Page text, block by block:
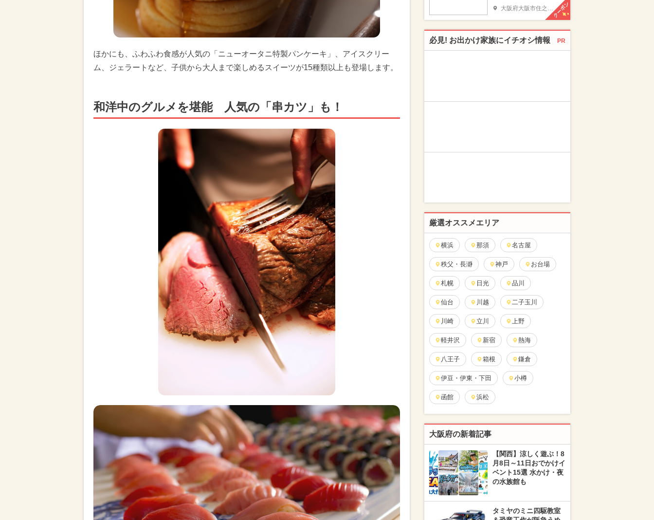
ほかにも、ふわふわ食感が人気の「ニューオータニ特製パンケーキ」、アイスクリー
ム、ジェラートなど、子供から大人まで楽しめるスイーツが15種類以上も登場します。
和洋中のグルメを堪能 人気の「串カツ」も！
大阪府大阪市住之江区 クーポン
必見! お出かけ家族にイチオシ情報 PR
厳選オススメエリア
横浜 那須 名古屋
秩父・長瀞 神戸 お台場
札幌 日光 品川
仙台 川越 二子玉川
川崎 立川 上野
軽井沢 新宿 熱海
八王子 箱根 鎌倉
伊豆・伊東・下田 小樽
函館 浜松
大阪府の新着記事
【関西】涼しく遊ぶ！8
月8日～11日おでかけイ
ベント15選 水かけ・夜
の水族館も
タミヤのミニ四駆教室